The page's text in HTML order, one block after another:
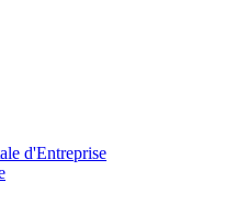
d'Entreprise